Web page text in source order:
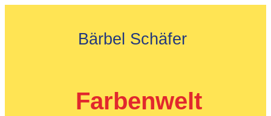
Bärbel Schäfer
Farbenwelt